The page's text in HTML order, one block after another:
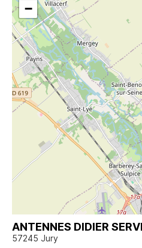
−
ANTENNES DIDIER
57245 Jury